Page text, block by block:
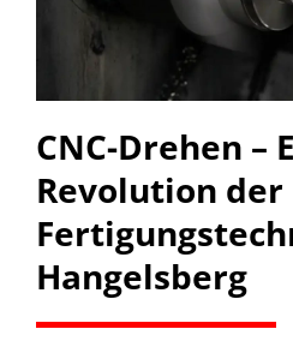
CNC-Drehen –
Revolution der
Hangelsberg